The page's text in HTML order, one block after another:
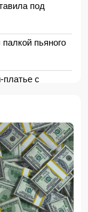
под
пьяного
с
погиб от
оползней и
-